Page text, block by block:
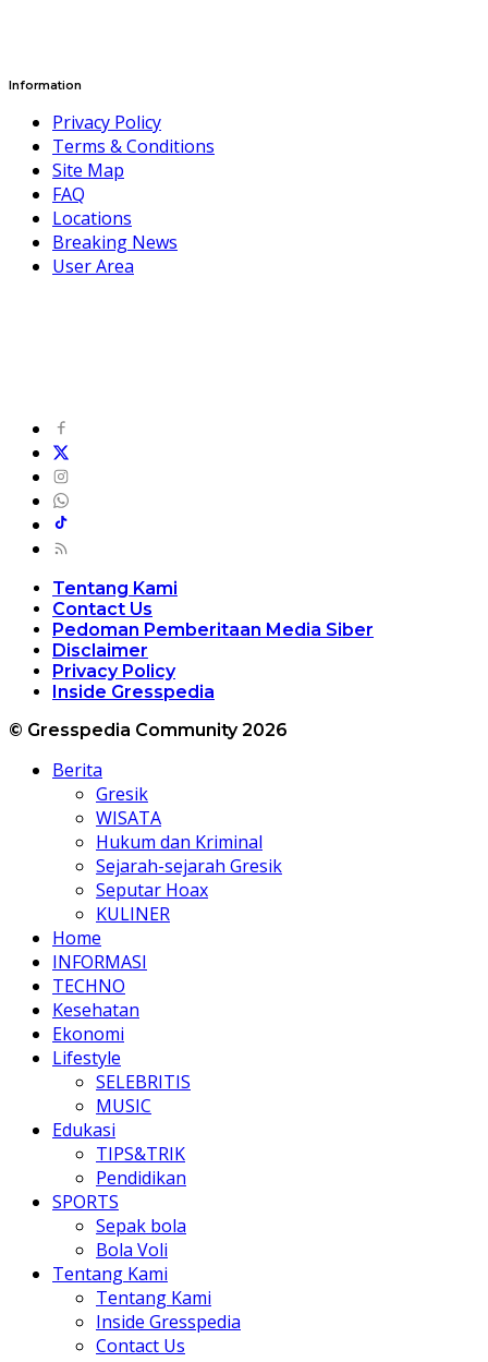
Information
Privacy Policy
Terms & Conditions
Site Map
FAQ
Locations
Breaking News
User Area
Tentang Kami
Contact Us
Pedoman Pemberitaan Media Siber
Disclaimer
Privacy Policy
Inside Gresspedia
© Gresspedia Community 2026
Berita
Gresik
WISATA
Hukum dan Kriminal
Sejarah-sejarah Gresik
Seputar Hoax
KULINER
Home
INFORMASI
TECHNO
Kesehatan
Ekonomi
Lifestyle
SELEBRITIS
MUSIC
Edukasi
TIPS&TRIK
Pendidikan
SPORTS
Sepak bola
Bola Voli
Tentang Kami
Tentang Kami
Inside Gresspedia
Contact Us